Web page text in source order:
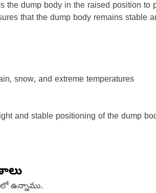
dump body in the raised position
that the dump body remains
snow, and extreme temperatures
and stable positioning of the dump
ఉన్నాము.